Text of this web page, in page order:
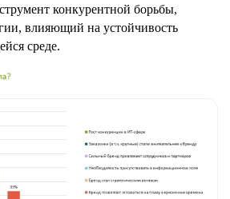
конкурентной борьбы,
влияющий на устойчивость
среде.